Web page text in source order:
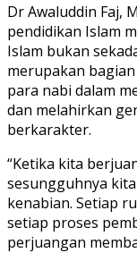
Dr Awaluddin Faj,
pendidikan Islam
Islam bukan
merupakan
para nabi dalam
dan melahirkan
berkarakter.
“Ketika kita
sesungguhnya
kenabian. Setiap
setiap proses
perjuangan